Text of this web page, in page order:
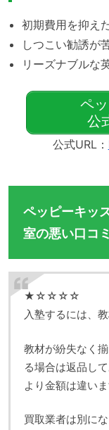
初期費用を抑え
しつこい勧誘が
リーズナブルな
ペ
公式
公式URL：
ペッピーキッ
室の悪い口コ
★☆☆☆☆
入塾するには、
教材が紛失なく
る場合は返品し
より金額は違いま
買取業者は別に